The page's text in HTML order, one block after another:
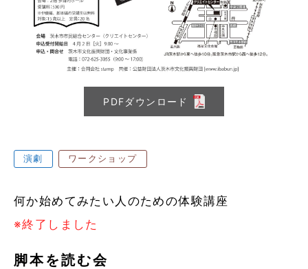
PDFダウンロード
演劇 ワークショップ
何か始めてみたい人のための体験講座
※終了しました
脚本を読む会